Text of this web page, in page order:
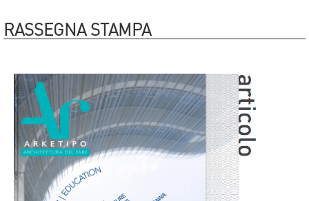
RASSEGNA STAMPA